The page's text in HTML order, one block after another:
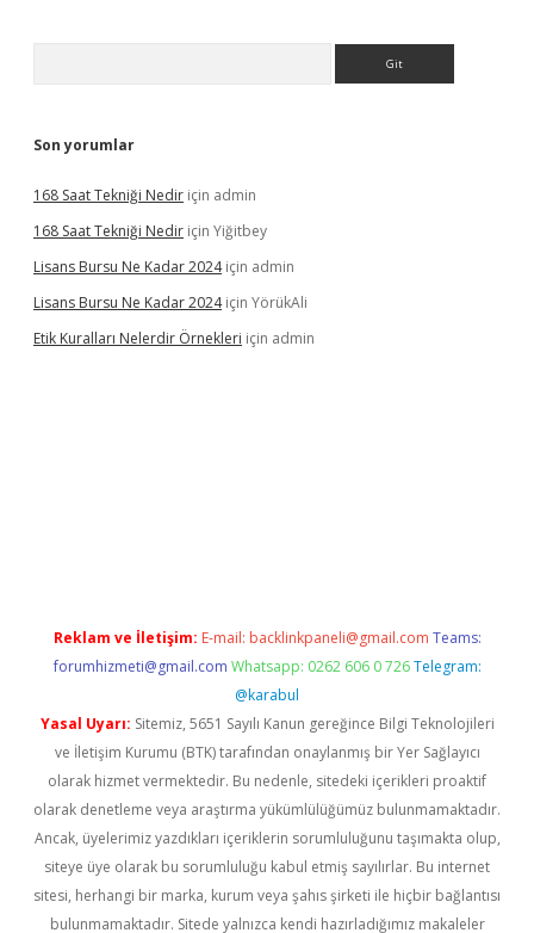
Son yorumlar
168 Saat Tekniği Nedir için admin
168 Saat Tekniği Nedir için Yiğitbey
Lisans Bursu Ne Kadar 2024için admin
Lisans Bursu Ne Kadar 2024için YörükAli
Etik Kuralları Nelerdir Örnekleri için admin
Reklam ve İletişim: E-mail: backlinkpaneli@gmail.com Teams:
forumhizmeti@gmail.com Whatsapp: 0262 606 0 726 Telegram:
@karabul
Yasal Uyarı: Sitemiz, 5651 Sayılı Kanun gereğince Bilgi Teknolojileri
ve İletişim Kurumu (BTK) tarafından onaylanmış bir Yer Sağlayıcı
olarak hizmet vermektedir. Bu nedenle, sitedeki içerikleri proaktif
olarak denetleme veya araştırma yükümlülüğümüz bulunmamaktadır.
Ancak, üyelerimiz yazdıkları içeriklerin sorumluluğunu taşımakta olup,
siteye üye olarak bu sorumluluğu kabul etmiş sayılırlar. Bu internet
sitesi, herhangi bir marka, kurum veya şahıs şirketi ile hiçbir bağlantısı
bulunmamaktadır. Sitede yalnızca kendi hazırladığımız makaleler